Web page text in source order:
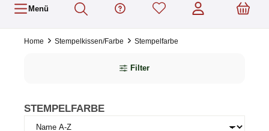
Menü
Home Stempelkissen/Farbe Stempelfarbe
Filter
STEMPELFARBE